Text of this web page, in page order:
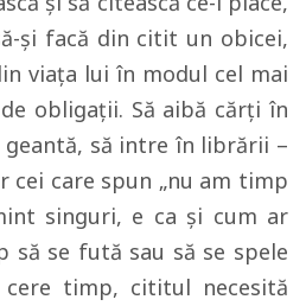
şi facă din citit un obicei,
viaţa lui în modul cel mai
obligaţii. Să aibă cărţi în
geantă, să intre în librării –
cei care spun „nu am timp
singuri, e ca şi cum ar
să se fută sau să se spele
timp, cititul necesită